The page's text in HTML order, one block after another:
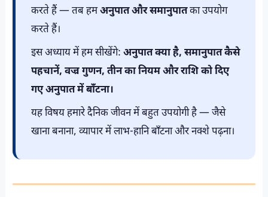
करते हैं — तब हमअनुपात और समानुपातका उपयोग
करते हैं।
इस अध्याय में हम सीखेंगे: अनुपात क्या है, समानुपात कैसे
पहचानें, वज्र गुणन, तीन का नियम और राशि को दिए
गए अनुपात में बाँटना।
यह विषय हमारे दैनिक जीवन में बहुत उपयोगी है — जैसे
खाना बनाना, व्यापार में लाभ-हानि बाँटना और नक्शे पढ़ना।